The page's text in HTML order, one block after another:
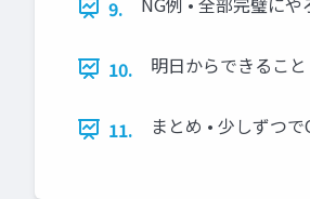
9.
10. 明日からできるこ
11. まとめ • 少しずつ